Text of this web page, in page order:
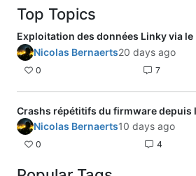
Top Topics
Exploitation des données Linky via le
Nicolas Bernaerts20 days ago
0 7
Crashs répétitifs du firmware depuis
Nicolas Bernaerts10 days ago
0 4